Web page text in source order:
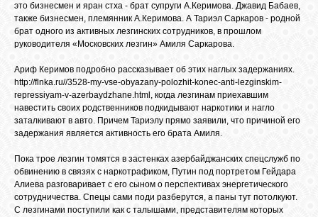
ГОСТЕВАЯ
ФОТО
МУЗЫКА
это бизнесмен и яран стха - брат супруги А.Керимова. Джавид Бабаев,
также бизнесмен, племянник А.Керимова. А Тариэл Саркаров - родной
брат одного из активных лезгинских сотрудников, в прошлом
руководителя «Московских лезгин» Амиля Саркарова.
Ариф Керимов подробно рассказывает об этих наглых задержаниях.
http://flnka.ru//3528-my-vse-obyazany-polozhit-konec-anti-lezginskim-
repressiyam-v-azerbaydzhane.html, когда лезгинам приехавшим
навестить своих родственников подкидывают наркотики и нагло
заталкивают в авто. Причем Тариэлу прямо заявили, что причиной его
задержания является активность его брата Амиля.
Пока трое лезгин томятся в застенках азербайджанских спецслужб по
обвинению в связях с наркотрафиком, Путин под портретом Гейдара
Алиева разговаривает с его сыном о перспективах энергетического
сотрудничества. Спецы сами поди разберутся, а паны тут потолкуют.
С лезгинами поступили как с талышами, представителям которых